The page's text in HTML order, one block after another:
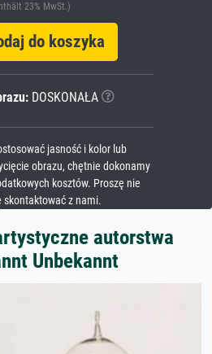
23% MwSt.)
do koszyka
DOSKONAŁA
jasność i kolor lub
obrazu, chętnie dokonamy
kosztów. Proszę nie
skontaktować z nami.
autorstwa
Unbekannt